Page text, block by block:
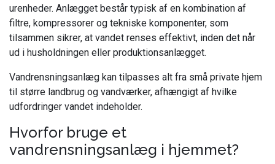
urenheder. Anlægget består typisk af en kombination af
filtre, kompressorer og tekniske komponenter, som
tilsammen sikrer, at vandet renses effektivt, inden det når
ud i husholdningen eller produktionsanlægget.
Vandrensningsanlæg kan tilpasses alt fra små private hjem
til større landbrug og vandværker, afhængigt af hvilke
udfordringer vandet indeholder.
Hvorfor bruge et
vandrensningsanlæg i hjemmet?